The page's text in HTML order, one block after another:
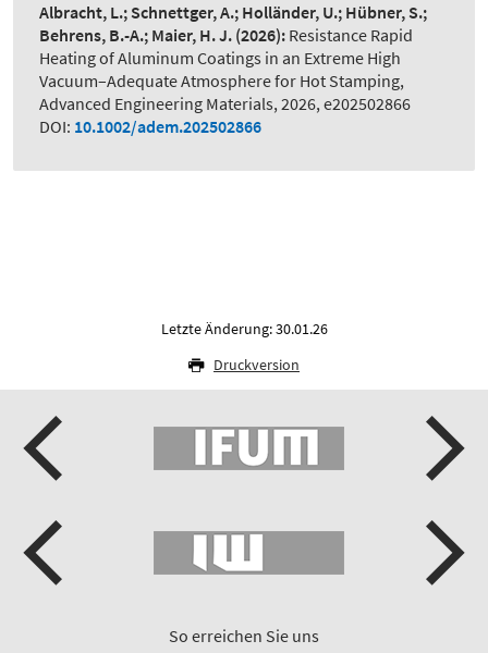
Albracht, L.; Schnettger, A.; Holländer, U.; Hübner, S.;
Behrens, B.-A.; Maier, H. J. (2026): Resistance Rapid
Heating of Aluminum Coatings in an Extreme High
Vacuum–Adequate Atmosphere for Hot Stamping,
Advanced Engineering Materials, 2026, e202502866
DOI: 10.1002/adem.202502866
Letzte Änderung: 30.01.26
Druckversion
So erreichen Sie uns